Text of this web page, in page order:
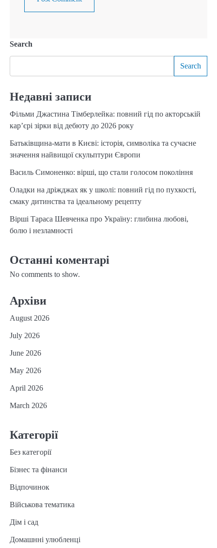
Search
Search
Недавні записи
Фільми Джастина Тімберлейка: повний гід по акторській
кар’єрі зірки від дебюту до 2026 року
Батьківщина-мати в Києві: історія, символіка та сучасне
значення найвищої скульптури Європи
Василь Симоненко: вірші, що стали голосом покоління
Оладки на дріжджах як у школі: повний гід по пухкості,
смаку дитинства та ідеальному рецепту
Вірші Тараса Шевченка про Україну: глибина любові,
болю і незламності
Останні коментарі
No comments to show.
Архіви
August 2026
July 2026
June 2026
May 2026
April 2026
March 2026
Категорії
Без категорії
Бізнес та фінанси
Відпочинок
Військова тематика
Дім і сад
Домашнні улюбленці